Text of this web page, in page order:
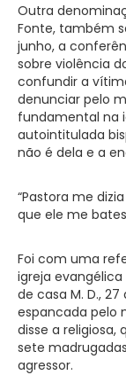
Outra
Fonte, também
junho, a
sobre violência
confundir a
denunciar pelo
fundamental na
autointitulada
não é dela e a
“Pastora me
que ele me
Foi com uma
igreja
de casa M. D.,
espancada pelo
disse a religiosa,
sete
agressor.